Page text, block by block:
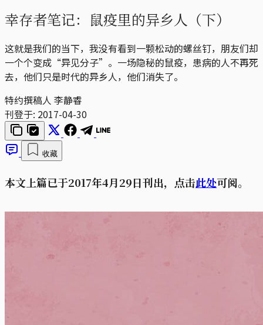
幸存者笔记：鼠疫里的异乡人（下）
这就是我们的当下，我没有看到一颗松动的螺丝钉，朋友们却
一个个变成“异见分子”。一场隐秘的鼠疫，患病的人不再死
去，他们只是时代的异乡人，他们消失了。
特约撰稿人 李静睿
刊登于: 2017-04-30
收藏
本文上篇已于2017年4月29日刊出，点击此处可阅。